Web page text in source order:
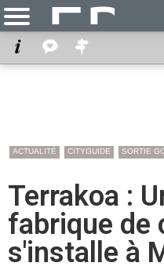
ACTUALITÉ CITYGUIDE SORTIE
Terrakoa :
fabrique de
s'installe à